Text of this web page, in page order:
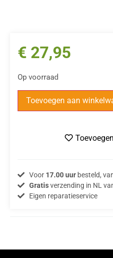
€ 27,95
Op voorraad
Toevoegen aan
Voor 17.00 uurbesteld,
Gratisverzending in NL
Eigen reparatieservice